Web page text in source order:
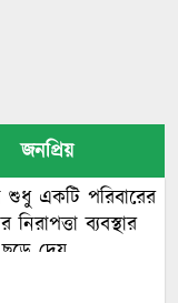
জনপ্রিয়
একটি পরিবারের
ব্যবস্থার
ছুড়ে দেয়